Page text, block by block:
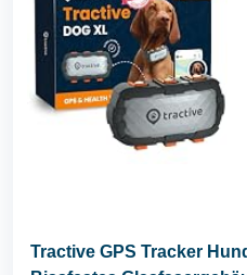
Tractive GPS Tracker